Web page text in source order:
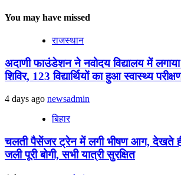
You may have missed
राजस्थान
अदाणी फाउंडेशन ने नवोदय विद्यालय में
शिविर, 123 विद्यार्थियों का हुआ स्वास्थ्य
4 days ago newsadmin
बिहार
चलती पैसेंजर ट्रेन में लगी भीषण आग, देखते
जली पूरी बोगी, सभी यात्री सुरक्षित